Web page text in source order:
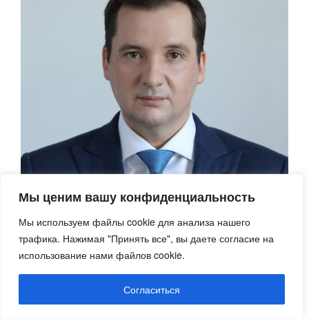
Мы ценим вашу конфиденциальность
Мы используем файлы cookie для анализа нашего
трафика. Нажимая "Принять все", вы даете согласие на
использование нами файлов cookie.
Согласиться
Александр Витальевич Цыбульский родился 15 июля
1979 года в Москве.
В 2001 году окончил Военный университет
Министерства обороны РФ, в 2006-м — Московский